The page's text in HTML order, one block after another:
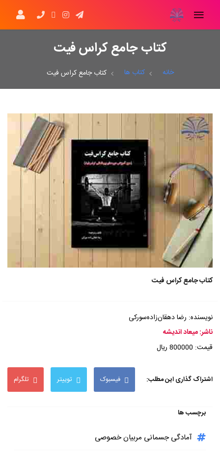
کتاب جامع کراس فیت
خانه کتاب ها کتاب جامع کراس فیت
کتاب جامع کراس فیت
نویسنده: رضا دهقان‌زاده‌سورکی
ناشر: میعاد اندیشه
قیمت: 800000 ریال
اشتراک گذاری این مطلب: فیسبوک توییتر تلگرام
برچسب ها
آمادگی جسمانی مربیان خصوصی